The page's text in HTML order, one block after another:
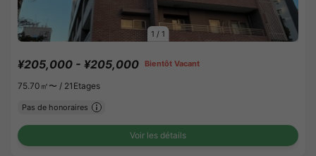
1 / 1
¥205,000 - ¥205,000 Bientôt Vacant
75.70㎡〜 / 21Etages
Pas de honoraires
Voir les détails